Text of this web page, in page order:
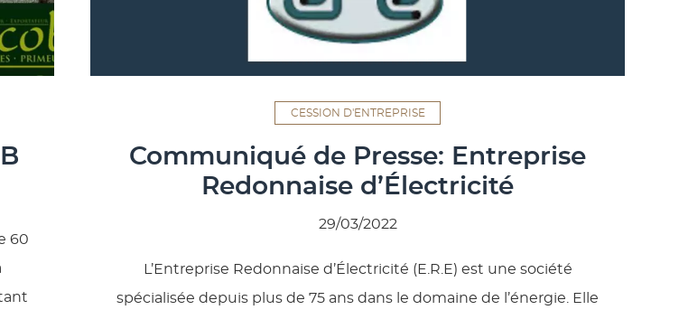
60
CESSION D'ENTREPRISE
Communiqué de Presse: Entreprise
Redonnaise d’Électricité
29/03/2022
L’Entreprise Redonnaise d’Électricité (E.R.E) est une société
spécialisée depuis plus de 75 ans dans le domaine de l’énergie. Elle